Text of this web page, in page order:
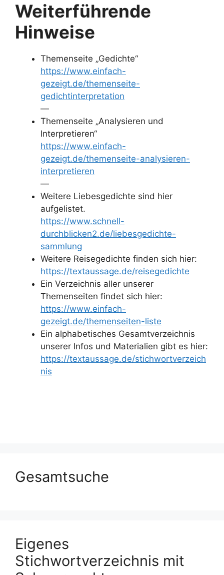
Weiterführende
Hinweise
Themenseite „Gedichte“
https://www.einfach-
gezeigt.de/themenseite-
gedichtinterpretation
—
Themenseite „Analysieren und
Interpretieren“
https://www.einfach-
gezeigt.de/themenseite-analysieren-
interpretieren
—
Weitere Liebesgedichte sind hier
aufgelistet.
https://www.schnell-
durchblicken2.de/liebesgedichte-
sammlung
Weitere Reisegedichte finden sich hier:
https://textaussage.de/reisegedichte
Ein Verzeichnis aller unserer
Themenseiten findet sich hier:
https://www.einfach-
gezeigt.de/themenseiten-liste
Ein alphabetisches Gesamtverzeichnis
unserer Infos und Materialien gibt es hier:
https://textaussage.de/stichwortverzeich
nis
Gesamtsuche
Eigenes
Stichwortverzeichnis mit